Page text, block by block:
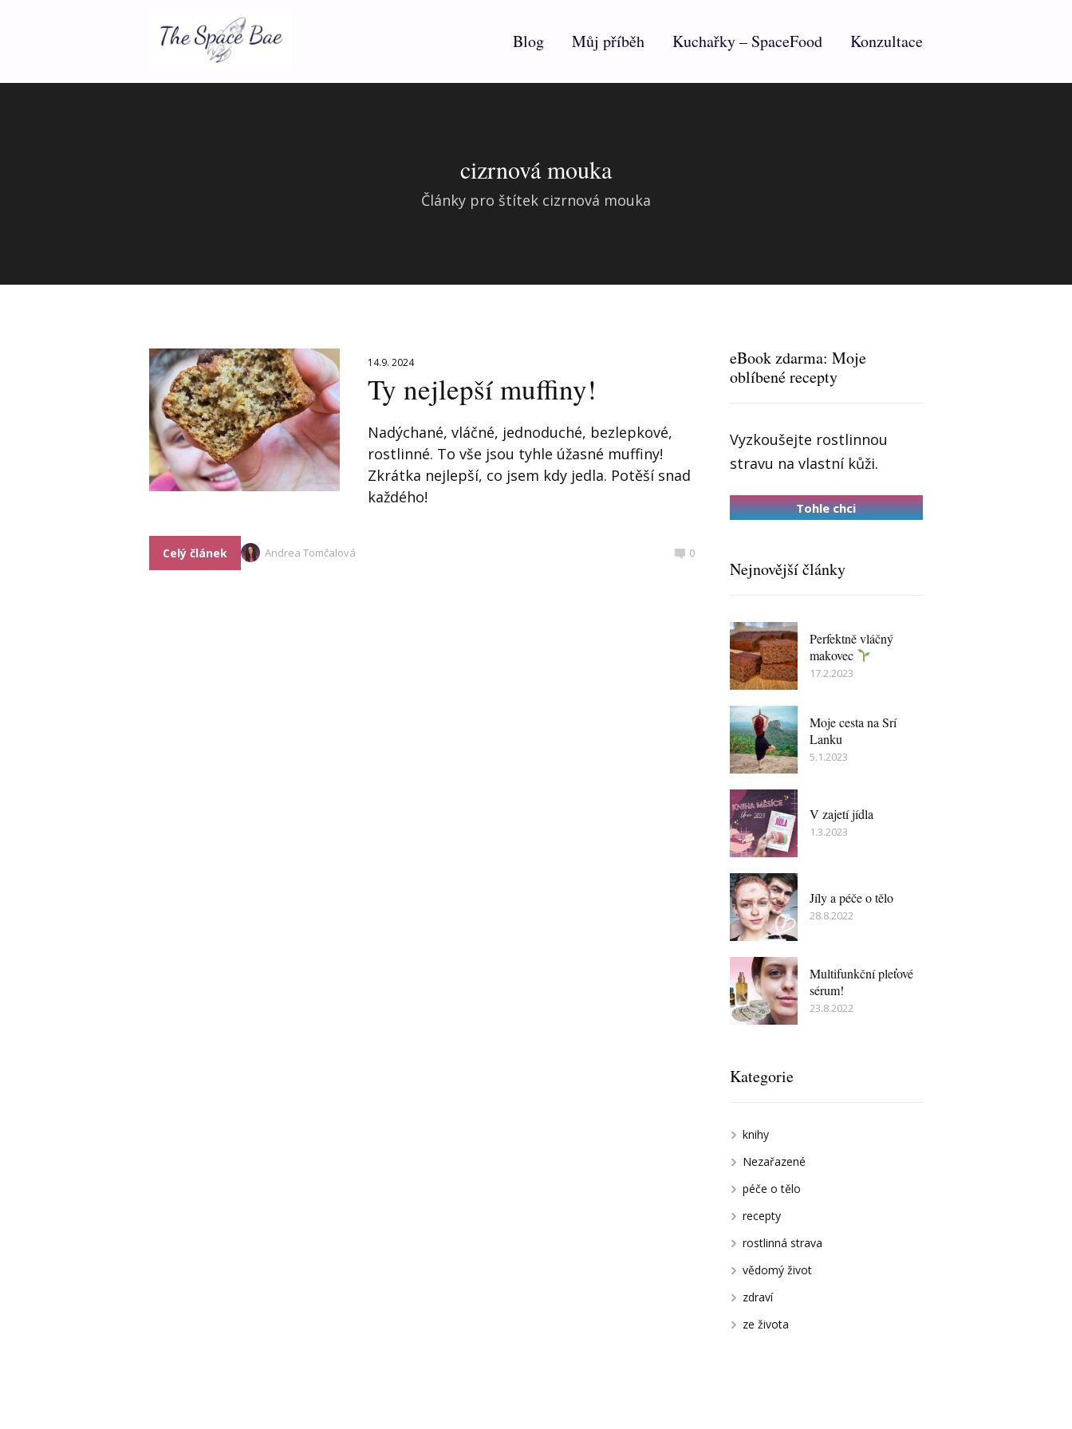
Blog Můj příběh Kuchařky – SpaceFood Konzultace
cizrnová mouka
Články pro štítek cizrnová mouka
14.9. 2024
Ty nejlepší muffiny!
Nadýchané, vláčné, jednoduché, bezlepkové,
rostlinné. To vše jsou tyhle úžasné muffiny!
Zkrátka nejlepší, co jsem kdy jedla. Potěší snad
každého!
Celý článek Andrea Tomčalová 0
eBook zdarma: Moje
oblíbené recepty
Vyzkoušejte rostlinnou
stravu na vlastní kůži.
Tohle chci
Nejnovější články
Perfektně vláčný
makovec
17.2.2023
Moje cesta na Srí
Lanku
5.1.2023
V zajetí jídla
1.3.2023
Jíly a péče o tělo
28.8.2022
Multifunkční pleťové
sérum!
23.8.2022
Kategorie
knihy
Nezařazené
péče o tělo
recepty
rostlinná strava
vědomý život
zdraví
ze života